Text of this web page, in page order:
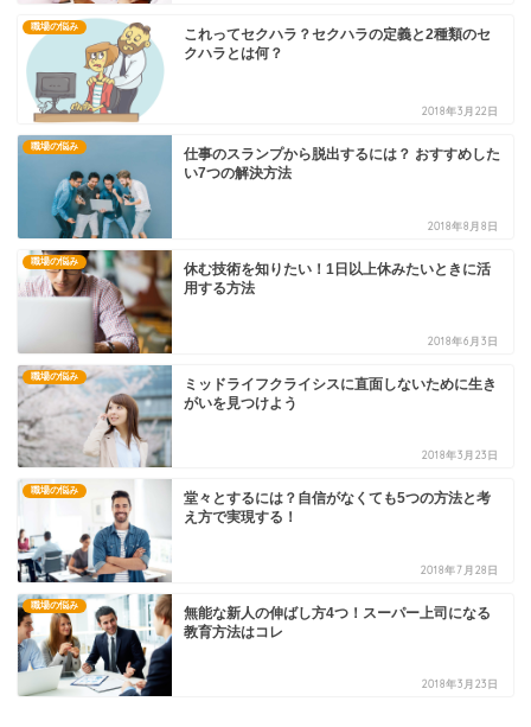
職場の悩み
これってセクハラ？セクハラの定義と2種類のセ
クハラとは何？
2018年3月22日
職場の悩み
仕事のスランプから脱出するには？ おすすめした
い7つの解決方法
2018年8月8日
職場の悩み
休む技術を知りたい！1日以上休みたいときに活
用する方法
2018年6月3日
職場の悩み
ミッドライフクライシスに直面しないために生き
がいを見つけよう
2018年3月23日
職場の悩み
堂々とするには？自信がなくても5つの方法と考
え方で実現する！
2018年7月28日
職場の悩み
無能な新人の伸ばし方4つ！スーパー上司になる
教育方法はコレ
2018年3月23日